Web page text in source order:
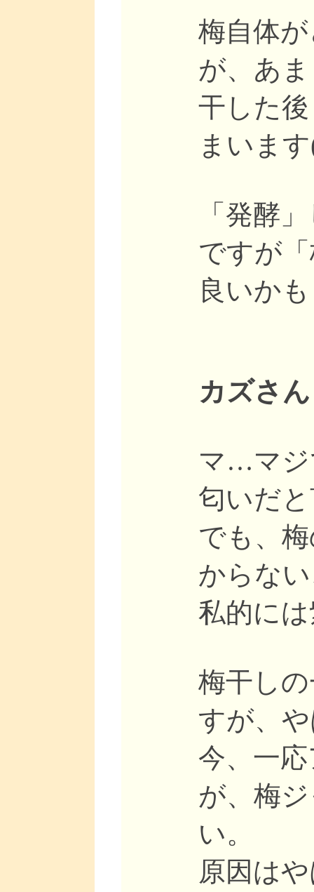
梅自体
が、あ
干した
まいま
「発酵
ですが
良いか
カズさん
マ…マジ
匂いだ
でも、
からな
私的に
梅干し
すが、
今、一
が、梅
い。
原因は